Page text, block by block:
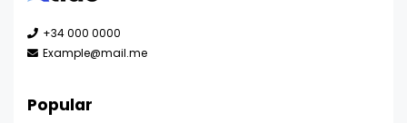
+34 000 0000
Example@mail.me
Popular